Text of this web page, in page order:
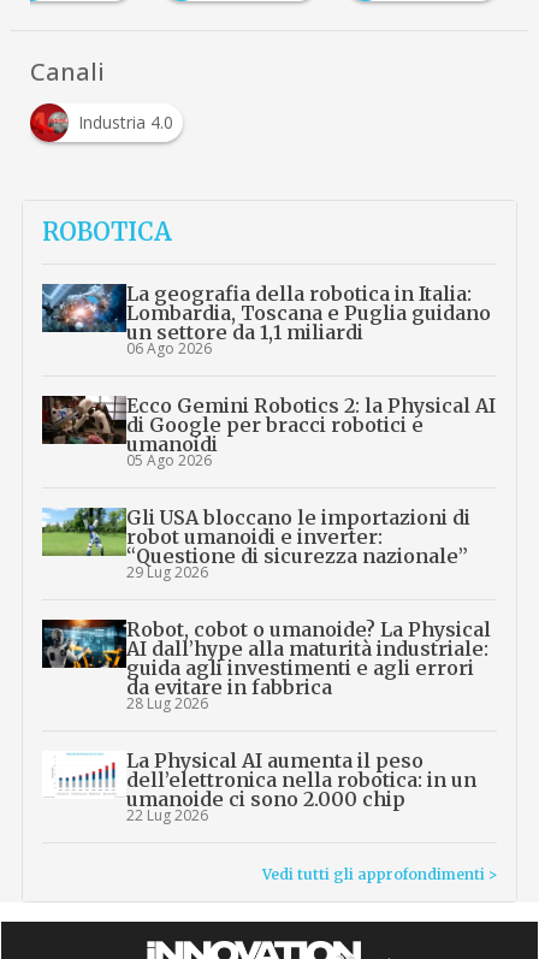
Canali
Industria 4.0
ROBOTICA
La geografia della robotica in Italia:
Lombardia, Toscana e Puglia guidano
un settore da 1,1 miliardi
06 Ago 2026
Ecco Gemini Robotics 2: la Physical AI
di Google per bracci robotici e
umanoidi
05 Ago 2026
Gli USA bloccano le importazioni di
robot umanoidi e inverter:
“Questione di sicurezza nazionale”
29 Lug 2026
Robot, cobot o umanoide? La Physical
AI dall’hype alla maturità industriale:
guida agli investimenti e agli errori
da evitare in fabbrica
28 Lug 2026
La Physical AI aumenta il peso
dell’elettronica nella robotica: in un
umanoide ci sono 2.000 chip
22 Lug 2026
Vedi tutti gli approfondimenti >